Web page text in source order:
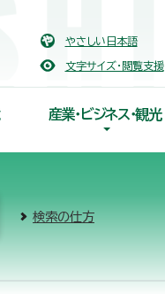
やさしい日本語
文字サイズ・閲覧支援
産業・ビジネス・観光
検索の仕方